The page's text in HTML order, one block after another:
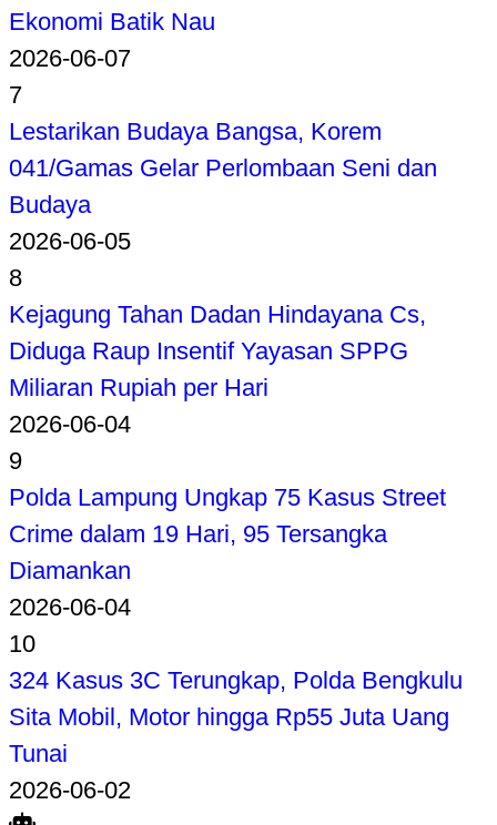
Ekonomi Batik Nau
2026-06-07
7
Lestarikan Budaya Bangsa, Korem
041/Gamas Gelar Perlombaan Seni dan
Budaya
2026-06-05
8
Kejagung Tahan Dadan Hindayana Cs,
Diduga Raup Insentif Yayasan SPPG
Miliaran Rupiah per Hari
2026-06-04
9
Polda Lampung Ungkap 75 Kasus Street
Crime dalam 19 Hari, 95 Tersangka
Diamankan
2026-06-04
10
324 Kasus 3C Terungkap, Polda Bengkulu
Sita Mobil, Motor hingga Rp55 Juta Uang
Tunai
2026-06-02